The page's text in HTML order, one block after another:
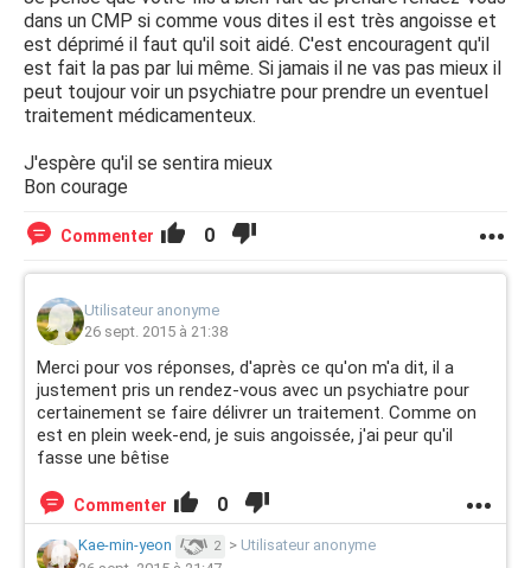
dans un CMP si comme vous dites il est très angoisse et
est déprimé il faut qu'il soit aidé. C'est encouragent qu'il
est fait la pas par lui même. Si jamais il ne vas pas mieux il
peut toujour voir un psychiatre pour prendre un eventuel
traitement médicamenteux.
J'espère qu'il se sentira mieux
Bon courage
Commenter 0
Utilisateur anonyme
26 sept. 2015 à 21:38
Merci pour vos réponses, d'après ce qu'on m'a dit, il a
justement pris un rendez-vous avec un psychiatre pour
certainement se faire délivrer un traitement. Comme on
est en plein week-end, je suis angoissée, j'ai peur qu'il
fasse une bêtise
Commenter 0
Kae-min-yeon 2 > Utilisateur anonyme